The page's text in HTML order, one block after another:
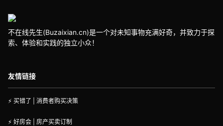
不在线先生(Buzaixian.cn)是一个对未知事物充满好奇，并致力于探
索、体验和实践的独立小众！
友情链接
⚡ 买错了 | 消费者购买决策
⚡ 好房会 | 房产买卖订制